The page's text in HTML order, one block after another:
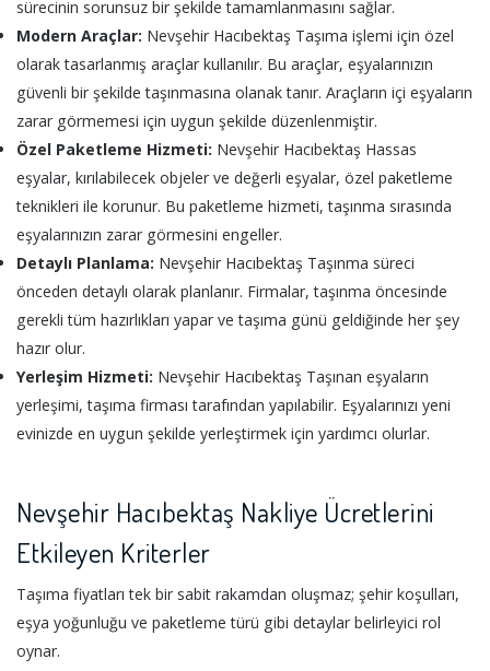
sürecinin sorunsuz bir şekilde tamamlanmasını sağlar.
Modern Araçlar: Nevşehir Hacıbektaş Taşıma işlemi için özel
olarak tasarlanmış araçlar kullanılır. Bu araçlar, eşyalarınızın
güvenli bir şekilde taşınmasına olanak tanır. Araçların içi eşyaların
zarar görmemesi için uygun şekilde düzenlenmiştir.
Özel Paketleme Hizmeti: Nevşehir Hacıbektaş Hassas
eşyalar, kırılabilecek objeler ve değerli eşyalar, özel paketleme
teknikleri ile korunur. Bu paketleme hizmeti, taşınma sırasında
eşyalarınızın zarar görmesini engeller.
Detaylı Planlama: Nevşehir Hacıbektaş Taşınma süreci
önceden detaylı olarak planlanır. Firmalar, taşınma öncesinde
gerekli tüm hazırlıkları yapar ve taşıma günü geldiğinde her şey
hazır olur.
Yerleşim Hizmeti: Nevşehir Hacıbektaş Taşınan eşyaların
yerleşimi, taşıma firması tarafından yapılabilir. Eşyalarınızı yeni
evinizde en uygun şekilde yerleştirmek için yardımcı olurlar.
Nevşehir Hacıbektaş Nakliye Ücretlerini
Etkileyen Kriterler
Taşıma fiyatları tek bir sabit rakamdan oluşmaz; şehir koşulları,
eşya yoğunluğu ve paketleme türü gibi detaylar belirleyici rol
oynar.